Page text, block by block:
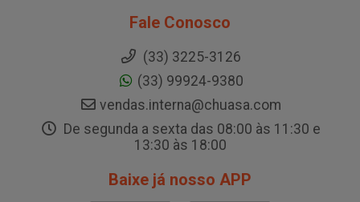
Fale Conosco
(33) 3225-3126
(33) 99924-9380
vendas.interna@chuasa.com
De segunda a sexta das 08:00 às 11:30 e
13:30 às 18:00
Baixe já nosso APP